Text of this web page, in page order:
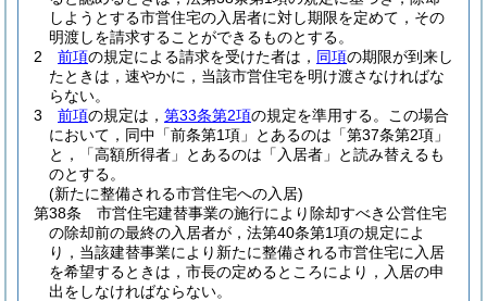
しようとする市営住宅の入居者に対し期限を定めて，その
明渡しを請求することができるものとする。
2
前項の規定による請求を受けた者は， 同項の期限が到来し
たときは，速やかに，当該市営住宅を明け渡さなければな
らない。
3
前項の規定は， 第33条第2項の規定を準用する。
この場合
において，同中「前条第1項」とあるのは「第37条第2項」
と，「高額所得者」とあるのは「入居者」と読み替えるも
のとする。
(新たに整備される市営住宅への入居)
第38条
市営住宅建替事業の施行により除却すべき公営住宅
の除却前の最終の入居者が，法第40条第1項の規定によ
り，当該建替事業により新たに整備される市営住宅に入居
を希望するときは，市長の定めるところにより，入居の申
出をしなければならない。